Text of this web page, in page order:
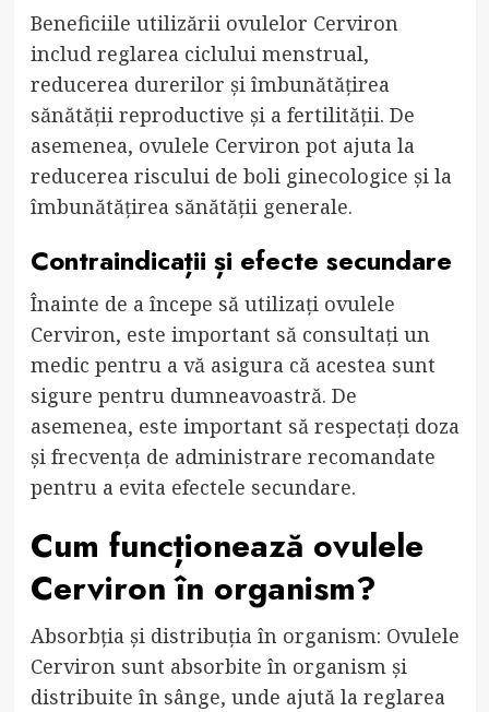
Beneficiile utilizării ovulelor Cerviron
includ reglarea ciclului menstrual,
reducerea durerilor și îmbunătățirea
sănătății reproductive și a fertilității. De
asemenea, ovulele Cerviron pot ajuta la
reducerea riscului de boli ginecologice și la
îmbunătățirea sănătății generale.
Contraindicații și efecte secundare
Înainte de a începe să utilizați ovulele
Cerviron, este important să consultați un
medic pentru a vă asigura că acestea sunt
sigure pentru dumneavoastră. De
asemenea, este important să respectați doza
și frecvența de administrare recomandate
pentru a evita efectele secundare.
Cum funcționează ovulele
Cerviron în organism?
Absorbția și distribuția în organism: Ovulele
Cerviron sunt absorbite în organism și
distribuite în sânge, unde ajută la reglarea